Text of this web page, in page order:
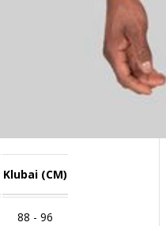
Klubai (CM)
88 - 96